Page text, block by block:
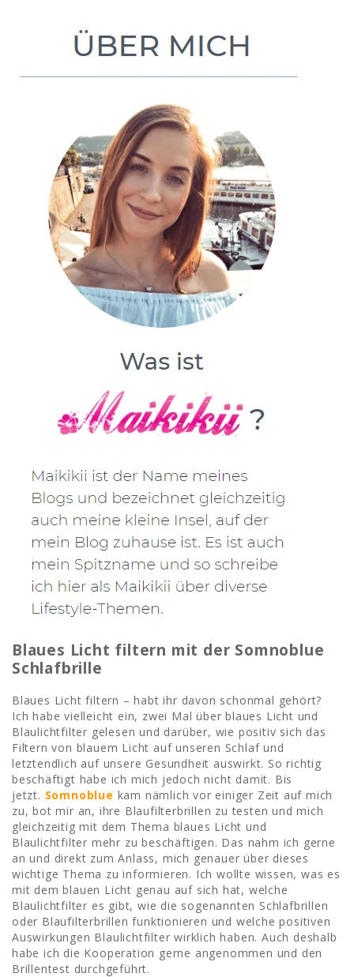
Blaues Licht filtern mit der Somnoblue
Schlafbrille
Blaues Licht filtern – habt ihr davon schonmal gehört?
Ich habe vielleicht ein, zwei Mal über blaues Licht und
Blaulichtfilter gelesen und darüber, wie positiv sich das
Filtern von blauem Licht auf unseren Schlaf und
letztendlich auf unsere Gesundheit auswirkt. So richtig
beschäftigt habe ich mich jedoch nicht damit. Bis
jetzt. Somnoblue kam nämlich vor einiger Zeit auf mich
zu, bot mir an, ihre Blaufilterbrillen zu testen und mich
gleichzeitig mit dem Thema blaues Licht und
Blaulichtfilter mehr zu beschäftigen. Das nahm ich gerne
an und direkt zum Anlass, mich genauer über dieses
wichtige Thema zu informieren. Ich wollte wissen, was es
mit dem blauen Licht genau auf sich hat, welche
Blaulichtfilter es gibt, wie die sogenannten Schlafbrillen
oder Blaufilterbrillen funktionieren und welche positiven
Auswirkungen Blaulichtfilter wirklich haben. Auch deshalb
habe ich die Kooperation gerne angenommen und den
Brillentest durchgeführt.